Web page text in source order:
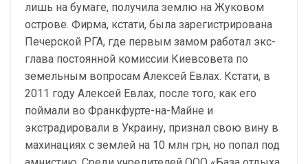
лишь на бумаге, получила землю на Жуковом
острове. Фирма, кстати, была зарегистрирована
Печерской РГА, где первым замом работал экс-
глава постоянной комиссии Киевсовета по
земельным вопросам Алексей Евлах. Кстати, в
2011 году Алексей Евлах, после того, как его
поймали во Франкфурте-на-Майне и
экстрадировали в Украину, признал свою вину в
махинациях с землей на 10 млн грн, но попал под